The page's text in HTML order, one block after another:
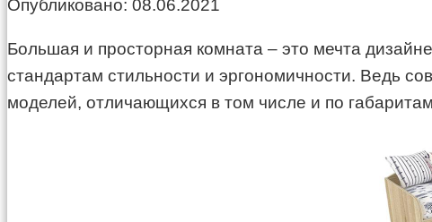
Опубликовано: 08.06.2021
Большая и просторная комната – это мечта
стандартам стильности и эргономичности. Ведь
моделей, отличающихся в том числе и по